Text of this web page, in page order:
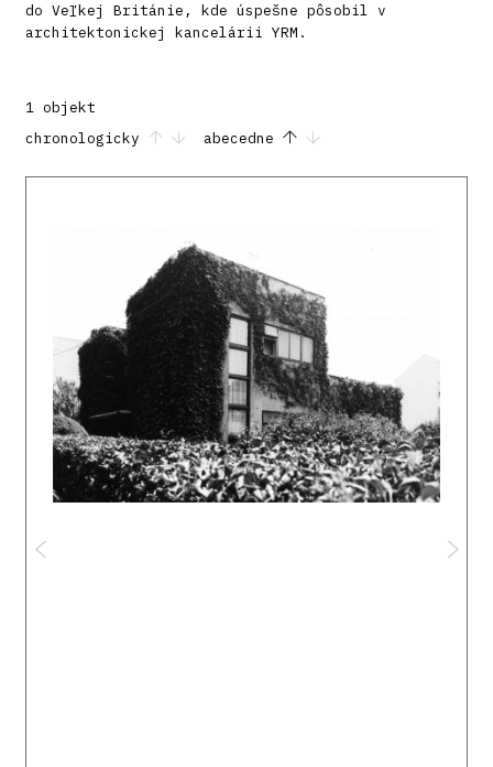
do Veľkej Británie, kde úspešne pôsobil v
architektonickej kancelárii YRM.
1 objekt
chronologicky
abecedne